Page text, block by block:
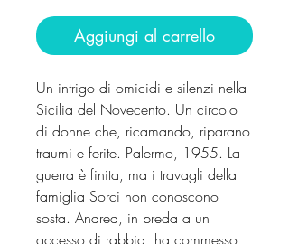
Aggiungi al carrello
Un intrigo di omicidi e silenzi nella
Sicilia del Novecento. Un circolo
di donne che, ricamando, riparano
traumi e ferite. Palermo, 1955. La
guerra è finita, ma i travagli della
famiglia Sorci non conoscono
sosta. Andrea, in preda a un
accesso di rabbia, ha commesso